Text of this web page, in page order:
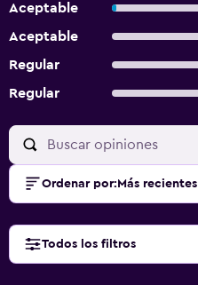
Aceptable
Aceptable
Regular
Regular
Ordenar por: Más recientes
Todos los filtros